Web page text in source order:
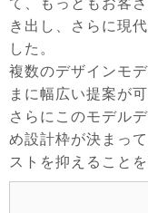
て、もっともお客
き出し、さらに現
した。
複数のデザインモ
まに幅広い提案が
さらにこのモデル
め設計枠が決まっ
ストを抑えること